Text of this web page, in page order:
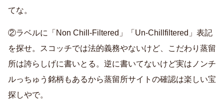
てな。
②ラベルに「Non Chill-Filtered」「Un-Chillfiltered」表記
を探せ。スコッチでは法的義務やないけど、こだわり蒸留
所は誇らしげに書いとる。逆に書いてないけど実はノンチ
ルっちゅう銘柄もあるから蒸留所サイトの確認は楽しい宝
探しやで。